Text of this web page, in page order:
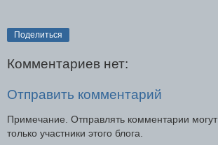
Поделиться
Комментариев нет:
Отправить комментарий
Примечание. Отправлять комментарии могут
только участники этого блога.